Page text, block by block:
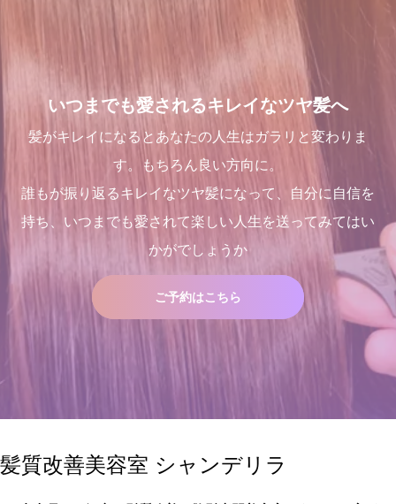
いつまでも愛されるキレイなツヤ髪へ
髪がキレイになるとあなたの人生はガラリと変わりま
す。もちろん良い方向に。
誰もが振り返るキレイなツヤ髪になって、自分に自信を
持ち、いつまでも愛されて楽しい人生を送ってみてはい
かがでしょうか
ご予約はこちら
髪質改善美容室 シャンデリラ